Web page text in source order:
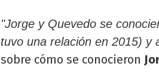
"Jorge y Quevedo se
tuvo una relación en 2015) y
sobre cómo se conocieron